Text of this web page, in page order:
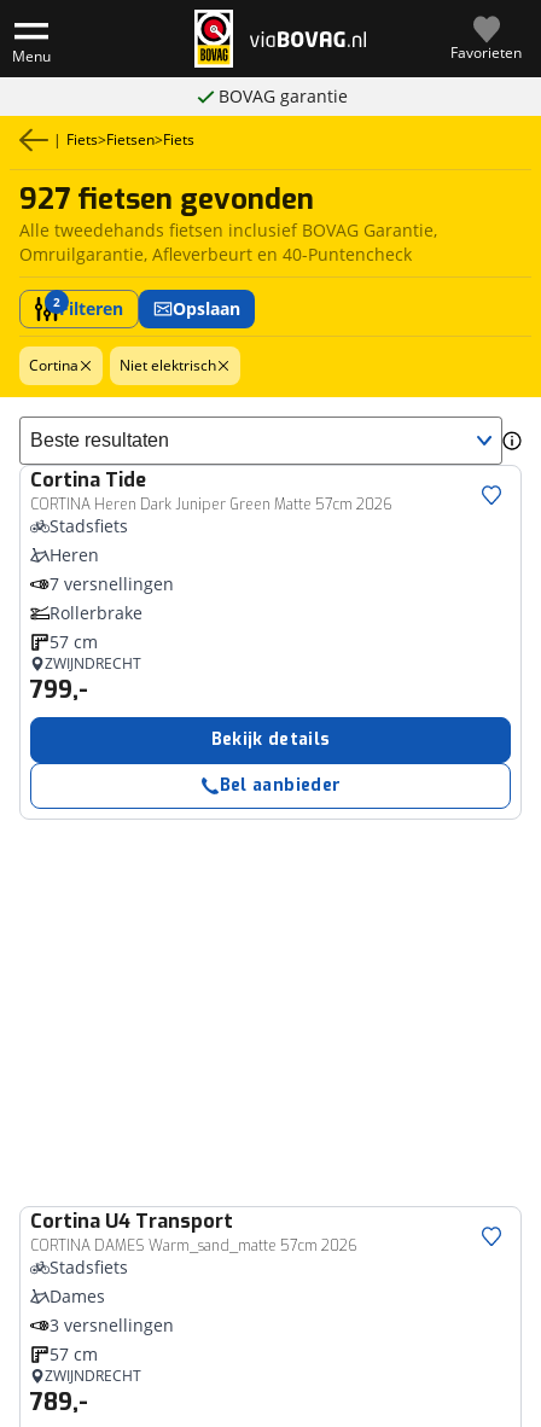
Menu Favorieten
BOVAG garantie
| Fiets>Fietsen>Fiets
927 fietsen gevonden
Alle tweedehands fietsen inclusief BOVAG Garantie,
Omruilgarantie, Afleverbeurt en 40-Puntencheck
2Filteren Opslaan
Cortina Niet elektrisch
Sorteer resultaten
Cortina Tide
CORTINA Heren Dark Juniper Green Matte 57cm 2026
Stadsfiets
Heren
7 versnellingen
Rollerbrake
57 cm
ZWIJNDRECHT
799,-
Bekijk details
Bel aanbieder
Cortina U4 Transport
CORTINA DAMES Warm_sand_matte 57cm 2026
Stadsfiets
Dames
3 versnellingen
57 cm
ZWIJNDRECHT
789,-